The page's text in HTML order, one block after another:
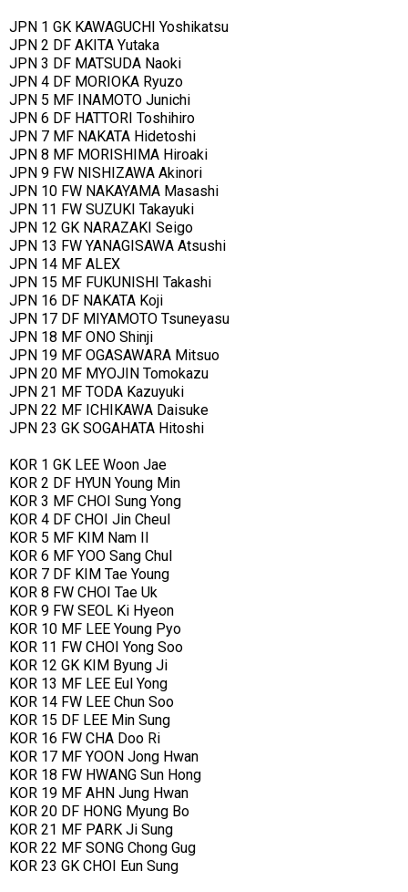
JPN 1 GK KAWAGUCHI Yoshikatsu
JPN 2 DF AKITA Yutaka
JPN 3 DF MATSUDA Naoki
JPN 4 DF MORIOKA Ryuzo
JPN 5 MF INAMOTO Junichi
JPN 6 DF HATTORI Toshihiro
JPN 7 MF NAKATA Hidetoshi
JPN 8 MF MORISHIMA Hiroaki
JPN 9 FW NISHIZAWA Akinori
JPN 10 FW NAKAYAMA Masashi
JPN 11 FW SUZUKI Takayuki
JPN 12 GK NARAZAKI Seigo
JPN 13 FW YANAGISAWA Atsushi
JPN 14 MF ALEX
JPN 15 MF FUKUNISHI Takashi
JPN 16 DF NAKATA Koji
JPN 17 DF MIYAMOTO Tsuneyasu
JPN 18 MF ONO Shinji
JPN 19 MF OGASAWARA Mitsuo
JPN 20 MF MYOJIN Tomokazu
JPN 21 MF TODA Kazuyuki
JPN 22 MF ICHIKAWA Daisuke
JPN 23 GK SOGAHATA Hitoshi
KOR 1 GK LEE Woon Jae
KOR 2 DF HYUN Young Min
KOR 3 MF CHOI Sung Yong
KOR 4 DF CHOI Jin Cheul
KOR 5 MF KIM Nam Il
KOR 6 MF YOO Sang Chul
KOR 7 DF KIM Tae Young
KOR 8 FW CHOI Tae Uk
KOR 9 FW SEOL Ki Hyeon
KOR 10 MF LEE Young Pyo
KOR 11 FW CHOI Yong Soo
KOR 12 GK KIM Byung Ji
KOR 13 MF LEE Eul Yong
KOR 14 FW LEE Chun Soo
KOR 15 DF LEE Min Sung
KOR 16 FW CHA Doo Ri
KOR 17 MF YOON Jong Hwan
KOR 18 FW HWANG Sun Hong
KOR 19 MF AHN Jung Hwan
KOR 20 DF HONG Myung Bo
KOR 21 MF PARK Ji Sung
KOR 22 MF SONG Chong Gug
KOR 23 GK CHOI Eun Sung